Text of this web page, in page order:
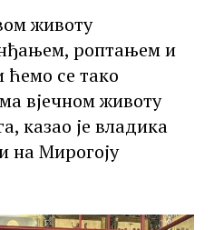
животу
роптањем и
се тако
вјечном животу
казао је владика
на Мирогоју